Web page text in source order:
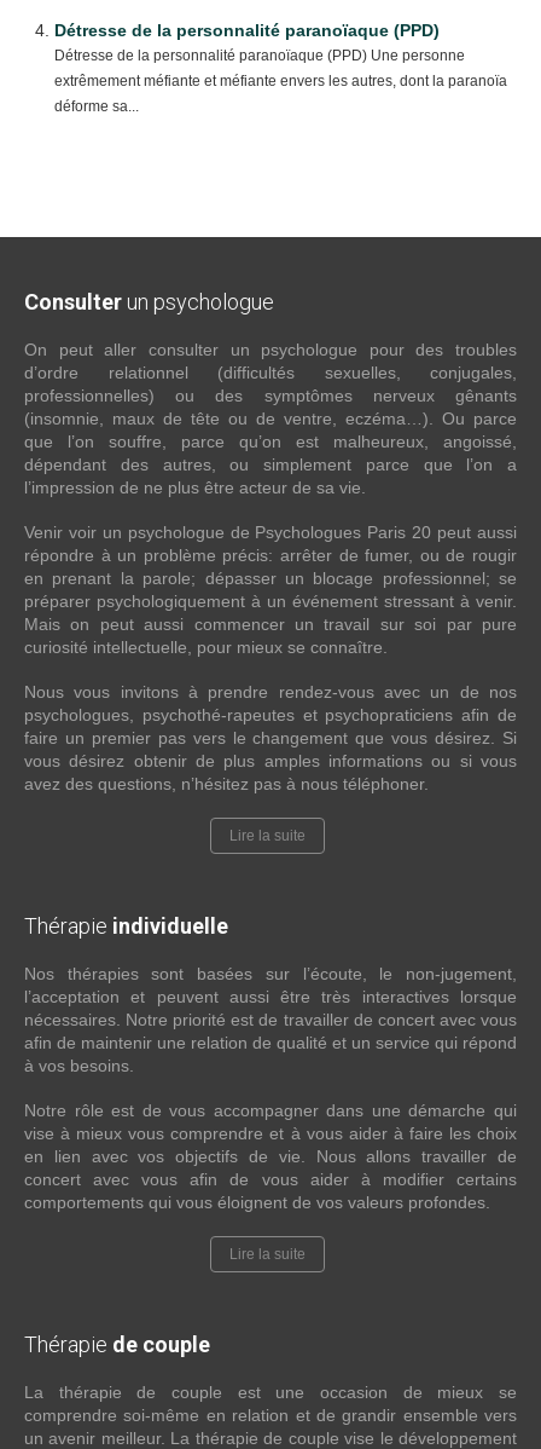
Détresse de la personnalité paranoïaque (PPD)
Détresse de la personnalité paranoïaque (PPD) Une personne
extrêmement méfiante et méfiante envers les autres, dont la paranoïa
déforme sa...
Consulter un psychologue
On peut aller consulter un psychologue pour des troubles
d’ordre relationnel (difficultés sexuelles, conjugales,
professionnelles) ou des symptômes nerveux gênants
(insomnie, maux de tête ou de ventre, eczéma…). Ou parce
que l’on souffre, parce qu’on est malheureux, angoissé,
dépendant des autres, ou simplement parce que l’on a
l’impression de ne plus être acteur de sa vie.
Venir voir un psychologue de Psychologues Paris 20 peut aussi
répondre à un problème précis: arrêter de fumer, ou de rougir
en prenant la parole; dépasser un blocage professionnel; se
préparer psychologiquement à un événement stressant à venir.
Mais on peut aussi commencer un travail sur soi par pure
curiosité intellectuelle, pour mieux se connaître.
Nous vous invitons à prendre rendez-vous avec un de nos
psychologues, psychothé-rapeutes et psychopraticiens afin de
faire un premier pas vers le changement que vous désirez. Si
vous désirez obtenir de plus amples informations ou si vous
avez des questions, n’hésitez pas à nous téléphoner.
Lire la suite
Thérapie individuelle
Nos thérapies sont basées sur l’écoute, le non-jugement,
l’acceptation et peuvent aussi être très interactives lorsque
nécessaires. Notre priorité est de travailler de concert avec vous
afin de maintenir une relation de qualité et un service qui répond
à vos besoins.
Notre rôle est de vous accompagner dans une démarche qui
vise à mieux vous comprendre et à vous aider à faire les choix
en lien avec vos objectifs de vie. Nous allons travailler de
concert avec vous afin de vous aider à modifier certains
comportements qui vous éloignent de vos valeurs profondes.
Lire la suite
Thérapie de couple
La thérapie de couple est une occasion de mieux se
comprendre soi-même en relation et de grandir ensemble vers
un avenir meilleur. La thérapie de couple vise le développement